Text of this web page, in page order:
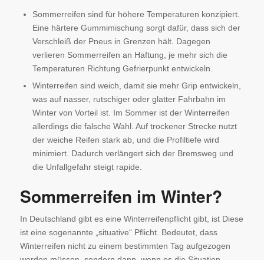
Sommerreifen sind für höhere Temperaturen konzipiert.
Eine härtere Gummimischung sorgt dafür, dass sich der
Verschleiß der Pneus in Grenzen hält. Dagegen
verlieren Sommerreifen an Haftung, je mehr sich die
Temperaturen Richtung Gefrierpunkt entwickeln.
Winterreifen sind weich, damit sie mehr Grip entwickeln,
was auf nasser, rutschiger oder glatter Fahrbahn im
Winter von Vorteil ist. Im Sommer ist der Winterreifen
allerdings die falsche Wahl. Auf trockener Strecke nutzt
der weiche Reifen stark ab, und die Profiltiefe wird
minimiert. Dadurch verlängert sich der Bremsweg und
die Unfallgefahr steigt rapide.
Sommerreifen im Winter?
In Deutschland gibt es eine Winterreifenpflicht gibt, ist Diese
ist eine sogenannte „situative“ Pflicht. Bedeutet, dass
Winterreifen nicht zu einem bestimmten Tag aufgezogen